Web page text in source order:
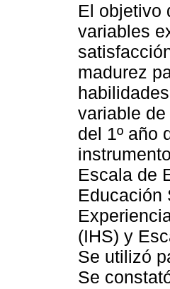
El objetivo
variables
madurez
variable
del 1º año
Escala de
Educación
(IHS) y
Se utilizó
Se